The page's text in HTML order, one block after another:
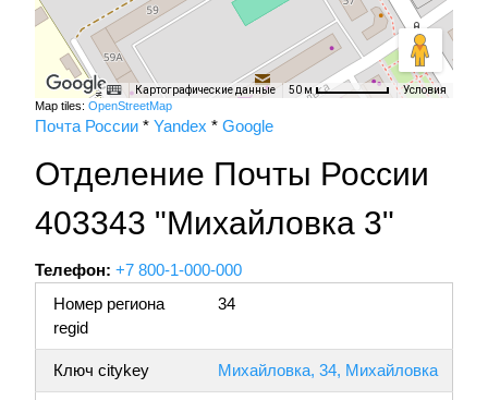
Картографические данные 50 м Условия
Map tiles: OpenStreetMap
Почта России * Yandex * Google
Отделение Почты России
403343 "Михайловка 3"
Телефон: +7 800-1-000-000
Номер региона
regid
34
Ключ citykey Михайловка, 34, Михайловка